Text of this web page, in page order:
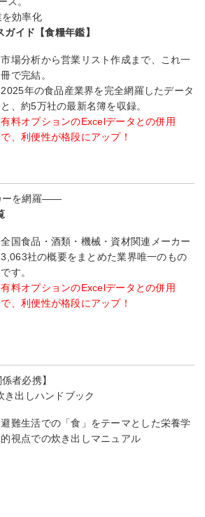
効率化
イド【食糧年鑑】
市場分析から営業リスト作成まで、これ一
冊で完結。
2025年の食品産業界を完全網羅したデータ
と、約5万社の最新名簿を収録。
有料オプションのExcelデータとの併用
で、利便性が格段にアップ！
ーを網羅――
全国食品・酒類・機械・資材関連メーカー
3,063社の概要をまとめた業界唯一のもの
です。
有料オプションのExcelデータとの併用
で、利便性が格段にアップ！
者必携】
き出しハンドブック
避難生活での「食」をテーマとした栄養学
的視点での炊き出しマニュアル